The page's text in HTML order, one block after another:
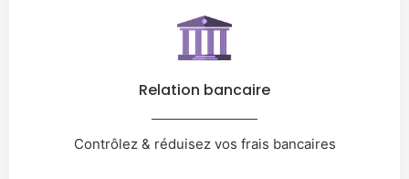
Relation bancaire
Contrôlez & réduisez vos frais bancaires